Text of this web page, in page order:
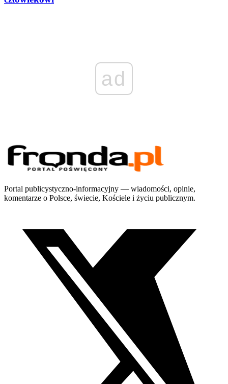
ad
Portal publicystyczno-informacyjny — wiadomości, opinie,
komentarze o Polsce, świecie, Kościele i życiu publicznym.